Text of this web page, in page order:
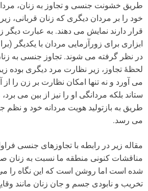
طریق خشونت جنسی و تجاوز به زنان،
خود را بر مردان دیگری که زنان قربانی،
قرار دارند نمایش می دهند. به عبارت دیگر
ابزاری برای زورآزمایی مردان با یکدیگر
در نظر گرفته می شوند. تجاوز جنسی به
لحظۀ تجاوز، زیر نظارت مرد دیگری بوده
می آورد و نه تنها امکان نظارت بر زن را
ستاند بلکه مردانگی او را نیز از بین می
طریق به بازتولید هویت مردانه خود و نظم
می رسد.
مقاله زیر در رابطه با تجاوزهای جنسی
مناقشات کنونی منطقه ما نسبت به زنان
شده است اما روشن است که این نگاه را
تخریب و نابودی جسم و جان زنان مانند